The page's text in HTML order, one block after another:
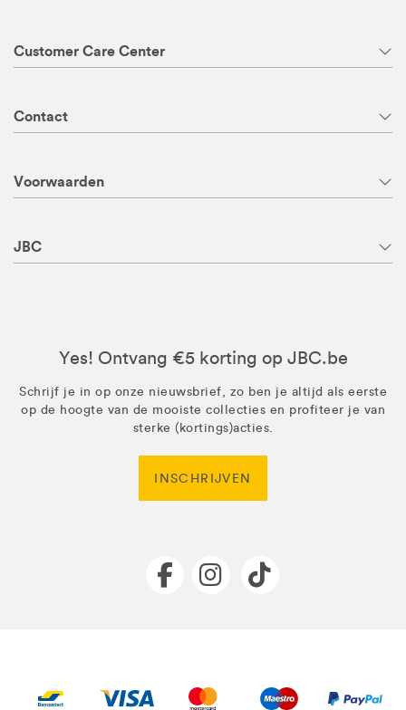
Customer Care Center
Contact
Voorwaarden
JBC
Yes! Ontvang €5 korting op JBC.be
Schrijf je in op onze nieuwsbrief, zo ben je altijd als eerste
op de hoogte van de mooiste collecties en profiteer je van
sterke (kortings)acties.
INSCHRIJVEN